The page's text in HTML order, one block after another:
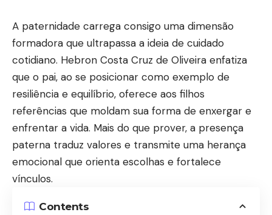
A paternidade carrega consigo uma dimensão
formadora que ultrapassa a ideia de cuidado
cotidiano. Hebron Costa Cruz de Oliveira enfatiza
que o pai, ao se posicionar como exemplo de
resiliência e equilíbrio, oferece aos filhos
referências que moldam sua forma de enxergar e
enfrentar a vida. Mais do que prover, a presença
paterna traduz valores e transmite uma herança
emocional que orienta escolhas e fortalece
vínculos.
Contents